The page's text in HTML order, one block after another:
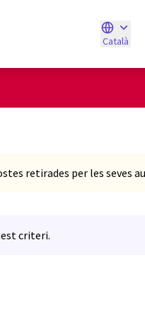
Català
Triar la
retirades per les seves
criteri.